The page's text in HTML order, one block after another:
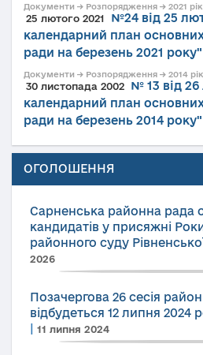
Документи → Розпорядження → 2021 рік
25 лютого 2021
№24 від 25
календарний план
ради на березень 2021 року"
Документи → Розпорядження → 2014 рік
30 листопада 2002
№ 13 від
календарний план
ради на березень 2014 року"
ОГОЛОШЕННЯ
Сарненська районна рада
кандидатів у присяжні
районного суду
2026
Позачергова 26 сесія
відбудеться 12 липня 2024
11 липня 2024